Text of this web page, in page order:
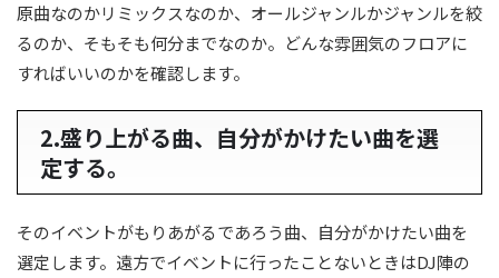
原曲なのかリミックスなのか、オールジャンルかジャンルを絞
るのか、そもそも何分までなのか。どんな雰囲気のフロアに
すればいいのかを確認します。
2.盛り上がる曲、自分がかけたい曲を選
定する。
そのイベントがもりあがるであろう曲、自分がかけたい曲を
選定します。遠方でイベントに行ったことないときはDJ陣の